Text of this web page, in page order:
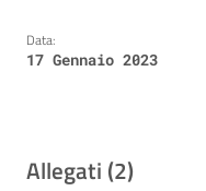
Data:
17 Gennaio 2023
Allegati (2)